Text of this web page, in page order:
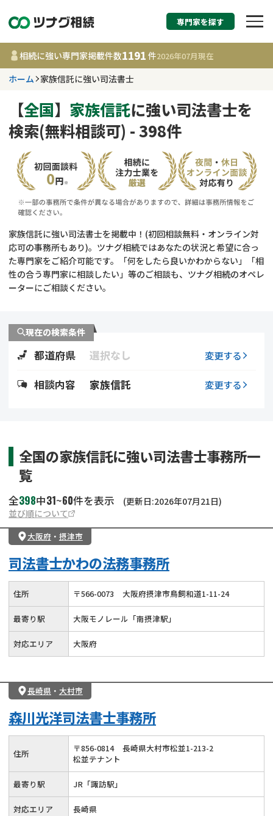
相続税申告・相続手
す
都道府県を選択
事務所
相談内容で探す
相続登記
遺留分侵害額請求
産)
コラム
相続手続き
専門家を探す
相続に強い専門家掲載件数1191 件2026年07月現在
ホーム 家族信託に強い司法書士
【全国】 家族信託に強い司法書士を
検索(無料相談可) - 398件
家族信託に強い司法書士を掲載中！(初回相談無料・オンライン対
応可の事務所もあり)。ツナグ相続ではあなたの状況と希望に合っ
た専門家をご紹介可能です。「何をしたら良いかわからない」「相
性の合う専門家に相談したい」等のご相談も、ツナグ相続のオペレ
ーターにご相談ください。
現在の検索条件
都道府県 選択なし 変更する
相談内容 家族信託 変更する
全国の家族信託に強い司法書士事務所一
覧
全398中31~60件を表示
(更新日:2026年07月21日)
並び順について
大阪府・ 摂津市
司法書士かわの法務事務所
住所 〒566-0073 大阪府摂津市鳥飼和道1-11-24
最寄り駅 大阪モノレール「南摂津駅」
対応エリア 大阪府
長崎県 ・ 大村市
森川光洋司法書士事務所
住所 〒856-0814
長崎県大村市松並1-213-2
松並テナント
最寄り駅 JR「諏訪駅」
対応エリア 長崎県